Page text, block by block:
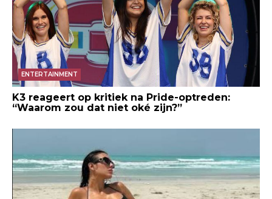
ENTERTAINMENT
K3 reageert op kritiek na Pride-optreden:
“Waarom zou dat niet oké zijn?”